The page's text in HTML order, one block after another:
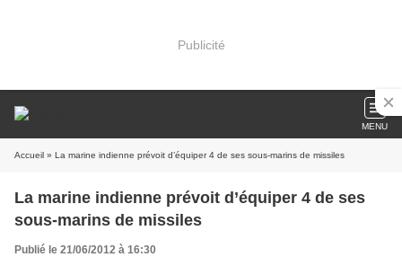
Publicité
MENU
Accueil » La marine indienne prévoit d’équiper 4 de ses sous-marins de missiles
La marine indienne prévoit d’équiper 4 de ses
sous-marins de missiles
Publié le 21/06/2012 à 16:30